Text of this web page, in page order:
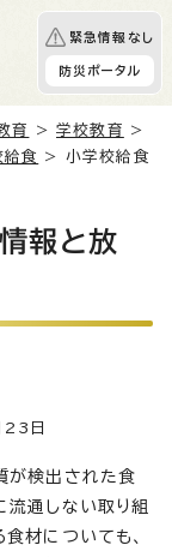
緊急情報なし
防災ポータル
育 >学校教育
>
給食
> 小学校給食
報と放
日
が検出された食
流通しない取り組
材についても、